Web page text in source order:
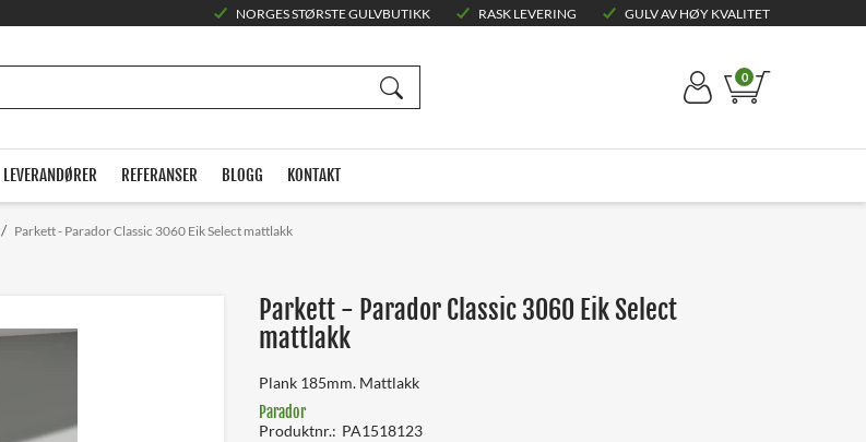
NORGES STØRSTE GULVBUTIKK RASK LEVERING GULV AV HØY KVALITET
0
LEVERANDØRER REFERANSER BLOGG KONTAKT
/ Parkett - Parador Classic 3060 Eik Select mattlakk
Parkett - Parador Classic 3060 Eik Select
mattlakk
Plank 185mm. Mattlakk
Parador
Produktnr. PA1518123